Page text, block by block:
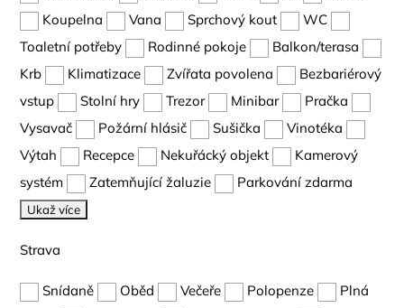
Koupelna
Vana Sprchový kout
WC
Toaletní potřeby
Rodinné pokoje
Balkon/terasa
Krb
Klimatizace Zvířata povolena
Bezbariérový
vstup
Stolní hry Trezor Minibar
Pračka
Vysavač
Požární hlásič Sušička
Vinotéka
Výtah
Recepce Nekuřácký objekt
Kamerový
systém
Zatemňující žaluzie Parkování zdarma
Ukaž více
Strava
Snídaně Oběd Večeře Polopenze
Plná